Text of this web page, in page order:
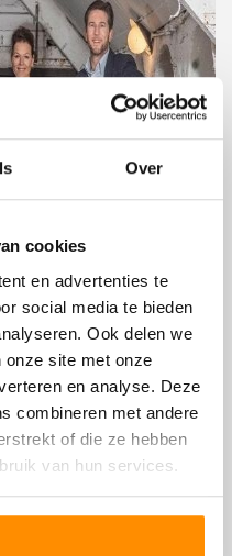
Over
cookies
en advertenties te
social media te bieden
Ook delen we
onze site met onze
en analyse. Deze
combineren met andere
of die ze hebben
van hun services.
is niet bepaald
daarom cruciaal. Terwijl u
in uw leven een huis zult
dagelijkse kost. We
ons langs te komen. Wij
rondom het